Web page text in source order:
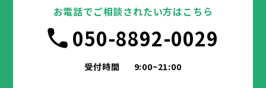
お電話でご相談されたい方はこちら
050-8892-0029
受付時間 9:00~21:00